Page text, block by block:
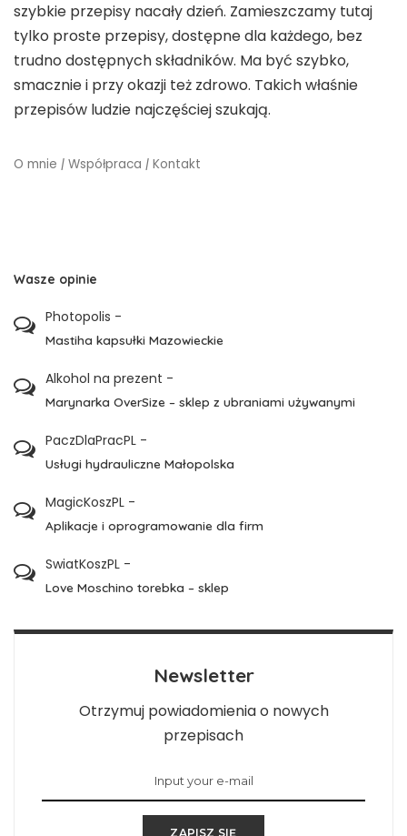
szybkie przepisy nacały dzień. Zamieszczamy tutaj
tylko proste przepisy, dostępne dla każdego, bez
trudno dostępnych składników. Ma być szybko,
smacznie i przy okazji też zdrowo. Takich właśnie
przepisów ludzie najczęściej szukają.
O mnie | Współpraca | Kontakt
Wasze opinie
Photopolis -
Mastiha kapsułki Mazowieckie
Alkohol na prezent -
Marynarka OverSize – sklep z ubraniami używanymi
PaczDlaPracPL -
Usługi hydrauliczne Małopolska
MagicKoszPL -
Aplikacje i oprogramowanie dla firm
SwiatKoszPL -
Love Moschino torebka – sklep
Newsletter
Otrzymuj powiadomienia o nowych
przepisach
ZAPISZ SIĘ